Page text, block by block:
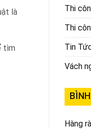
là
tìm
Thi
Thi
Tin
Vách
Hàng